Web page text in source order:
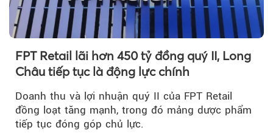
FPT Retail lãi hơn 450 tỷ đồng quý II, Long
Châu tiếp tục là động lực chính
Doanh thu và lợi nhuận quý II của FPT Retail
đồng loạt tăng mạnh, trong đó mảng dược phẩm
tiếp tục đóng góp chủ lực.